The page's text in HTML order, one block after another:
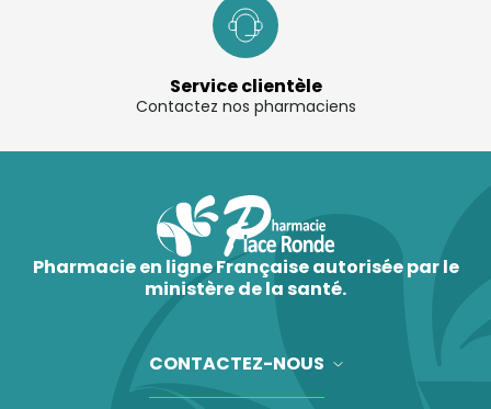
Service clientèle
Contactez nos pharmaciens
Pharmacie en ligne Française autorisée par le
ministère de la santé.
CONTACTEZ-NOUS